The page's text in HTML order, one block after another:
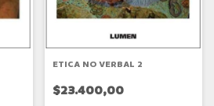
ETICA NO VERBAL 2
$23.400,00